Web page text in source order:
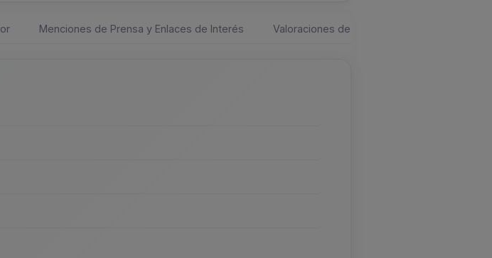
Menciones de Prensa y Enlaces de Interés Valoraciones de los usuarios